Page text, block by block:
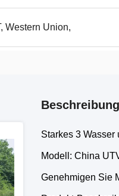
Western Union,
Starkes 3
Modell: China
Genehmigen Sie